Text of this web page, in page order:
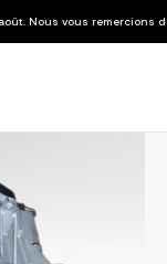
de votre